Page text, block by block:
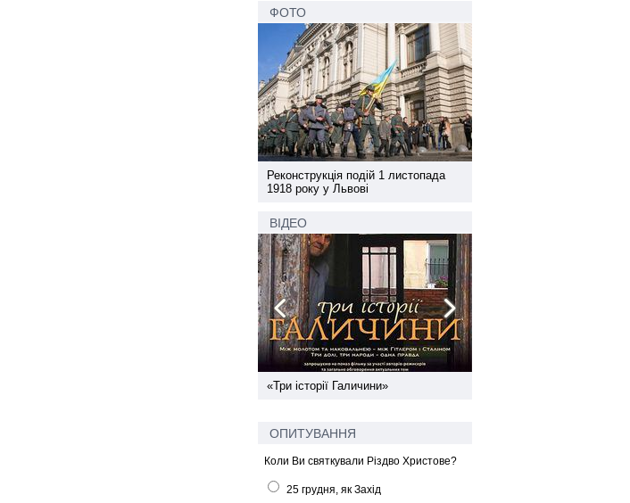
ФОТО
Реконструкція подій 1 листопада
1918 року у Львові
ВІДЕО
«Три історії Галичини»
ОПИТУВАННЯ
Коли Ви святкували Різдво Христове?
25 грудня, як Захід